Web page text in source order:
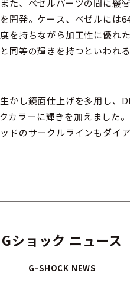
た、ベゼルパーツの間に緩
開発。ケース、ベゼルには
を持ちながら加工性に優れ
同等の輝きを持つといわれ
かし鏡面仕上げを多用し、
カラーに輝きを加えました
ドのサークルラインもダイ
Gショック ニュース
G-SHOCK NEWS